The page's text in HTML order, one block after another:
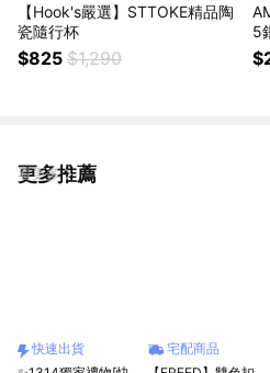
【Hook's嚴選】STTOKE精品陶
瓷隨行杯
$825 $1,290
5
更多推薦
看更多
快速出貨
宅配商品